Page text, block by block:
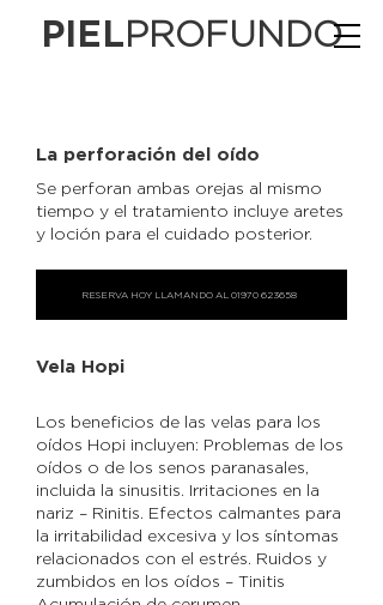
PIELPROFUNDO
La perforación del oído
Se perforan ambas orejas al mismo
tiempo y el tratamiento incluye aretes
y loción para el cuidado posterior.
RESERVA HOY LLAMANDO AL 01970 623658
Vela Hopi
Los beneficios de las velas para los
oídos Hopi incluyen: Problemas de los
oídos o de los senos paranasales,
incluida la sinusitis. Irritaciones en la
nariz – Rinitis. Efectos calmantes para
la irritabilidad excesiva y los síntomas
relacionados con el estrés. Ruidos y
zumbidos en los oídos – Tinitis